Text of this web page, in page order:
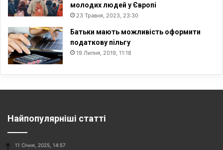
молодих людей у Європі
23 Травня, 2023, 23:30
Батьки мають можливість оформити
податкову пільгу
19 Липня, 2019, 11:18
Найпопулярніші статті
11 Січня, 2025, 14:57